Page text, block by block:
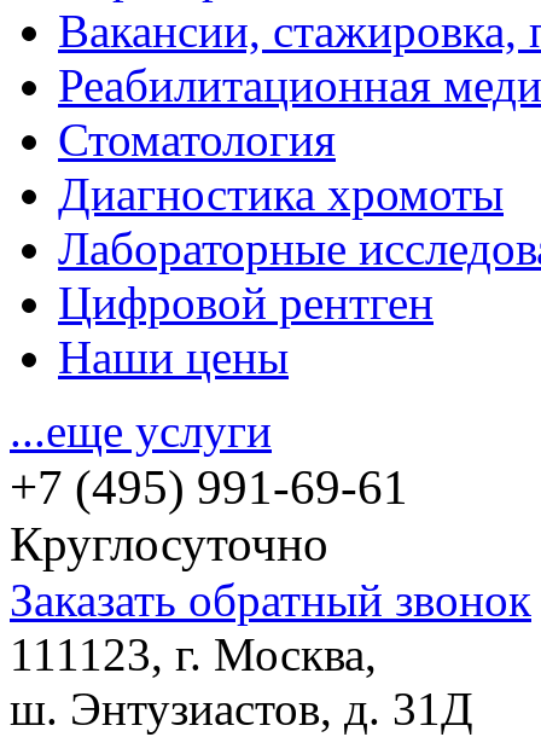
Вакансии, стажировка,
Реабилитационная
Стоматология
Диагностика хромоты
Лабораторные
Цифровой рентген
Наши цены
...еще услуги
+7 (495) 991-69-61
Круглосуточно
Заказать обратный звонок
111123, г. Москва,
ш. Энтузиастов, д. 31Д